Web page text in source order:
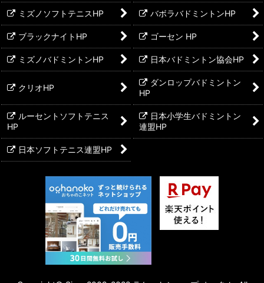
ミズノソフトテニスHP バボラバドミントンHP
ブラックナイトHP ゴーセン HP
ミズノバドミントンHP 日本バドミントン協会HP
クリオHP
ダンロップバドミントン
HP
ルーセントソフトテニス
HP
日本小学生バドミントン
連盟HP
日本ソフトテニス連盟HP